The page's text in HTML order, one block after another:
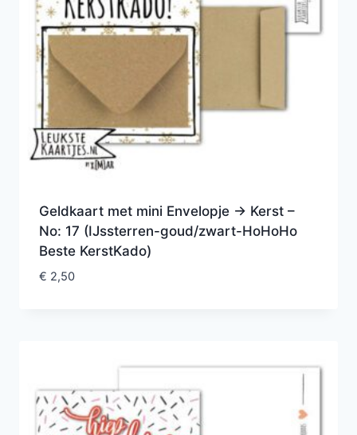
Geldkaart met mini Envelopje -> Kerst –
No: 17 (IJssterren-goud/zwart-HoHoHo
Beste KerstKado)
€ 2,50